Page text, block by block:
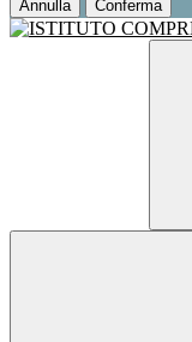
Annulla Conferma